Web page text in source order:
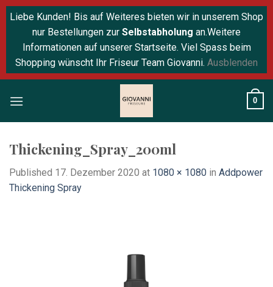
Liebe Kunden! Bis auf Weiteres bieten wir in unserem Shop
nur Bestellungen zur Selbstabholung an.Weitere
Informationen auf unserer Startseite. Viel Spass beim
Shopping wünscht Ihr Friseur Team Giovanni. Ausblenden
0
Thickening_Spray_200ml
Published 17. Dezember 2020 at 1080 × 1080 in Addpower
Thickening Spray